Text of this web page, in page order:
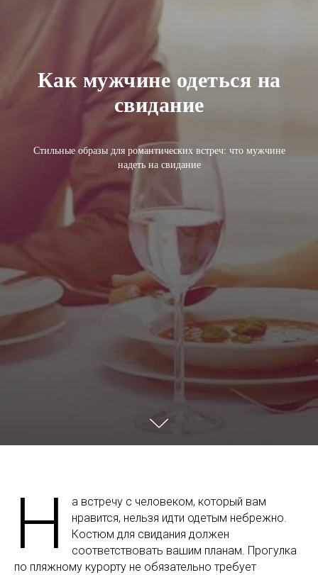
Как мужчине одеться на
свидание
Стильные образы для романтических встреч: что мужчине
надеть на свидание
Н
а встречу с человеком, который вам
нравится, нельзя идти одетым небрежно.
Костюм для свидания должен
соответствовать вашим планам. Прогулка
по пляжному курорту не обязательно требует